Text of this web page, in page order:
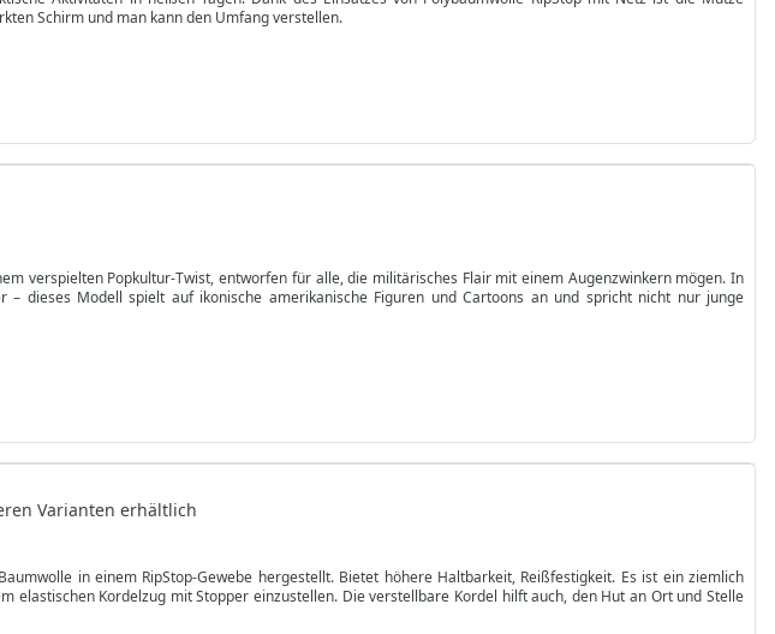
Schirm und man kann den Umfang verstellen.
verspielten Popkultur-Twist, entworfen für alle, die militärisches Flair mit einem Augenzwinkern mögen. In
dieses Modell spielt auf ikonische amerikanische Figuren und Cartoons an und spricht nicht nur junge
Varianten erhältlich
in einem RipStop-Gewebe hergestellt. Bietet höhere Haltbarkeit, Reißfestigkeit. Es ist ein ziemlich
elastischen Kordelzug mit Stopper einzustellen. Die verstellbare Kordel hilft auch, den Hut an Ort und Stelle